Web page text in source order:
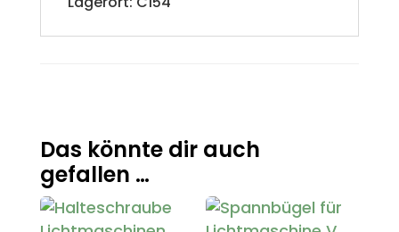
Das könnte dir auch
gefallen …